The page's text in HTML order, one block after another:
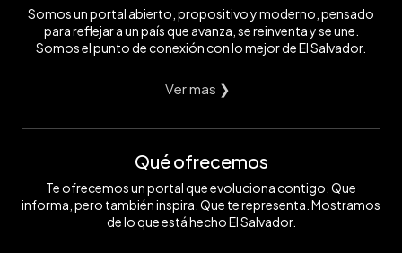
Somos un portal abierto, propositivo y moderno, pensado
para reflejar a un país que avanza, se reinventa y se une.
Somos el punto de conexión con lo mejor de El Salvador.
Ver mas ❯
Qué ofrecemos
Te ofrecemos un portal que evoluciona contigo. Que
informa, pero también inspira. Que te representa. Mostramos
de lo que está hecho El Salvador.